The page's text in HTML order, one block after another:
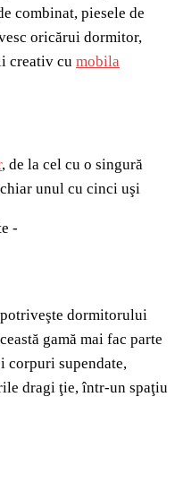
combinat, piesele de
oricărui dormitor,
creativ cu mobila
, de la cel cu o singură
unul cu cinci uşi
-
potriveşte dormitorului
gamă mai fac parte
corpuri supendate,
dragi ţie, într-un spaţiu